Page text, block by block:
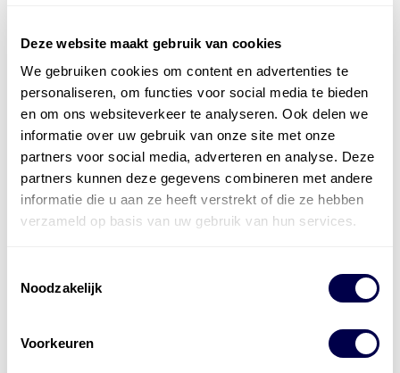
Deze website maakt gebruik van cookies
We gebruiken cookies om content en advertenties te
personaliseren, om functies voor social media te bieden
en om ons websiteverkeer te analyseren. Ook delen we
informatie over uw gebruik van onze site met onze
partners voor social media, adverteren en analyse. Deze
partners kunnen deze gegevens combineren met andere
informatie die u aan ze heeft verstrekt of die ze hebben
verzameld op basis van uw gebruik van hun services.
Noodzakelijk
Voorkeuren
Officieel distributeur met Mobil Smeermiddelen
voor alle sectoren
Welke olie heb ik nodig
Alle producten bekijken
ReferentiesKwikfit,Roba ,de Groot